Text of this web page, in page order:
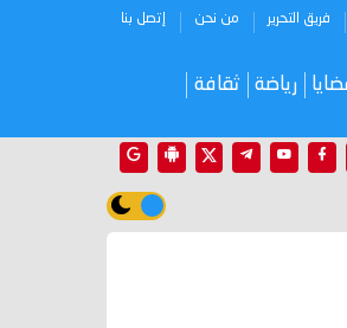
فريق التحرير من نحن إتصل بنا
رياضة ثقافة